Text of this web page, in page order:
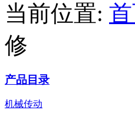
当前位置:
修
产品目录
机械传动